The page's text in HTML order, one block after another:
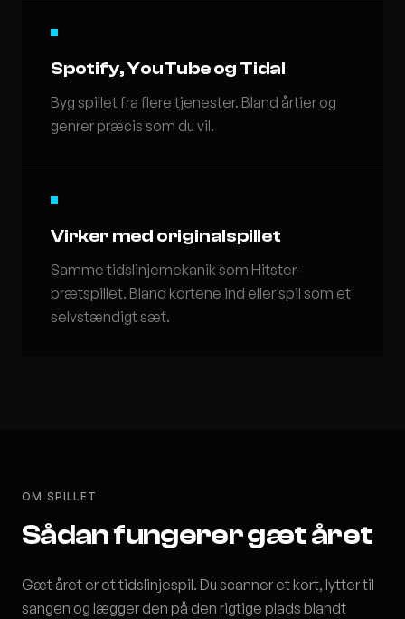
Spotify, YouTube og Tidal
Byg spillet fra flere tjenester. Bland årtier og
genrer præcis som du vil.
Virker med originalspillet
Samme tidslinjemekanik som Hitster-
brætspillet. Bland kortene ind eller spil som et
selvstændigt sæt.
OM SPILLET
Sådan fungerer gæt året
Gæt året er et tidslinjespil. Du scanner et kort, lytter til
sangen og lægger den på den rigtige plads blandt